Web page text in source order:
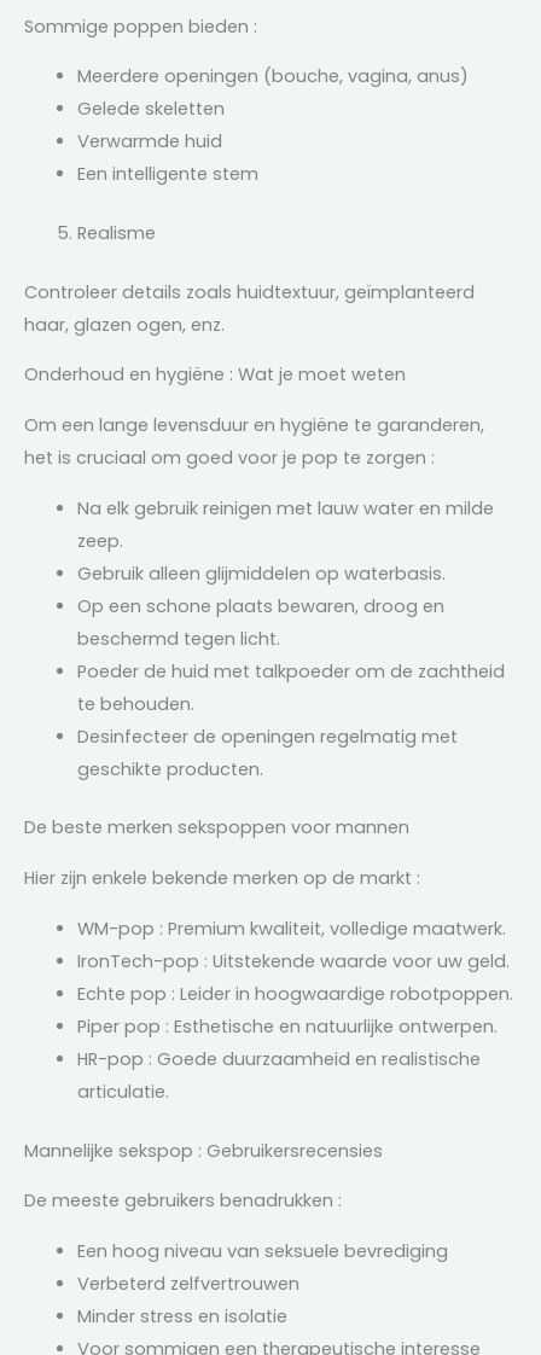
Sommige poppen bieden :
Meerdere openingen (bouche, vagina, anus)
Gelede skeletten
Verwarmde huid
Een intelligente stem
Realisme
Controleer details zoals huidtextuur, geïmplanteerd
haar, glazen ogen, enz.
Onderhoud en hygiëne : Wat je moet weten
Om een ​​lange levensduur en hygiëne te garanderen,
het is cruciaal om goed voor je pop te zorgen :
Na elk gebruik reinigen met lauw water en milde
zeep.
Gebruik alleen glijmiddelen op waterbasis.
Op een schone plaats bewaren, droog en
beschermd tegen licht.
Poeder de huid met talkpoeder om de zachtheid
te behouden.
Desinfecteer de openingen regelmatig met
geschikte producten.
De beste merken sekspoppen voor mannen
Hier zijn enkele bekende merken op de markt :
WM-pop : Premium kwaliteit, volledige maatwerk.
IronTech-pop : Uitstekende waarde voor uw geld.
Echte pop : Leider in hoogwaardige robotpoppen.
Piper pop : Esthetische en natuurlijke ontwerpen.
HR-pop : Goede duurzaamheid en realistische
articulatie.
Mannelijke sekspop : Gebruikersrecensies
De meeste gebruikers benadrukken :
Een hoog niveau van seksuele bevrediging
Verbeterd zelfvertrouwen
Minder stress en isolatie
Voor sommigen een therapeutische interesse